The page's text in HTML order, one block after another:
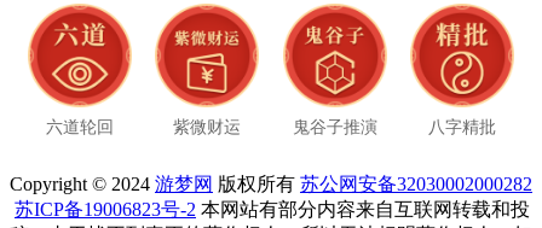
六道轮回 紫微财运 鬼谷子推演 八字精批
Copyright © 2024 游梦网 版权所有 苏公网安备32030002000282
苏ICP备19006823号-2 本网站有部分内容来自互联网转载和投